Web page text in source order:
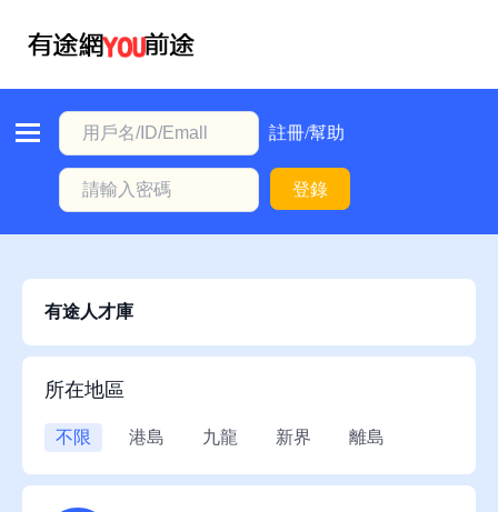
註冊/幫助
登錄
首
本
職
位
信
息
註
有途人才庫
所在地區
不限 港島 九龍 新界 離島